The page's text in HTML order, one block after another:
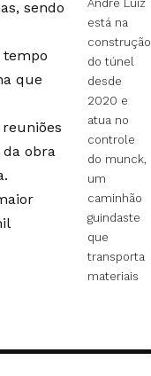
André Luiz
está na
construção
do túnel
desde
2020 e
atua no
controle
do munck,
um
caminhão
guindaste
que
transporta
materiais
sendo
tempo
que
da obra